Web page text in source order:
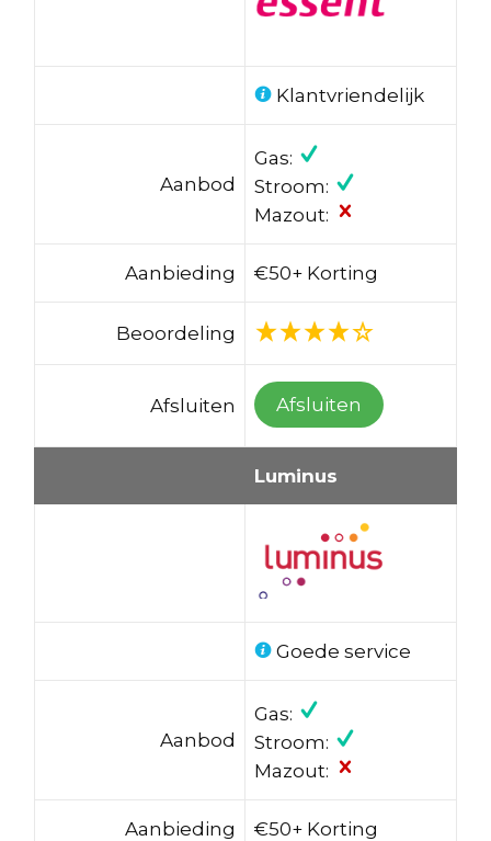
Klantvriendelijk
Aanbod
Gas:
Stroom:
Mazout:
Aanbieding €50+ Korting
Beoordeling
Afsluiten Afsluiten
Luminus
Goede service
Aanbod
Gas:
Stroom:
Mazout:
Aanbieding €50+ Korting